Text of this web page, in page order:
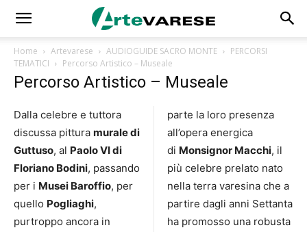
Home Artevarese AUDIOGUIDE SACRO MONTE
PERCORSI
TEMATICI
Percorso Artistico – Museale
Percorso Artistico – Museale
Dalla celebre e tuttora
discussa pittura murale di
Guttuso, al Paolo VI di
Floriano Bodini, passando
per i Musei Baroffio, per
quello Pogliaghi,
purtroppo ancora in
parte la loro presenza
all’opera energica
di Monsignor Macchi, il
più celebre prelato nato
nella terra varesina che a
partire dagli anni Settanta
ha promosso una robusta